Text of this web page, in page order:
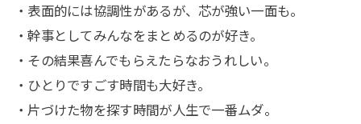
・表面的には協調性があるが、芯が強い一面も。
・幹事としてみんなをまとめるのが好き。
・その結果喜んでもらえたらなおうれしい。
・ひとりですごす時間も大好き。
・片づけた物を探す時間が人生で一番ムダ。